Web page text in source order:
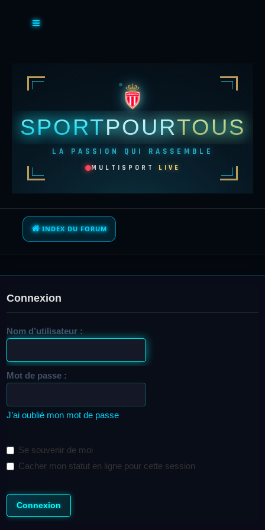
SPORTPOURTOUS
LA PASSION QUI RASSEMBLE
MULTISPORT LIVE
INDEX DU FORUM
Connexion
Nom d’utilisateur :
Mot de passe :
J’ai oublié mon mot de passe
Se souvenir de moi
Cacher mon statut en ligne pour cette session